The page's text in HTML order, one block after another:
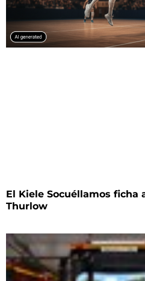
El Kiele Socuéllamos ficha
Thurlow